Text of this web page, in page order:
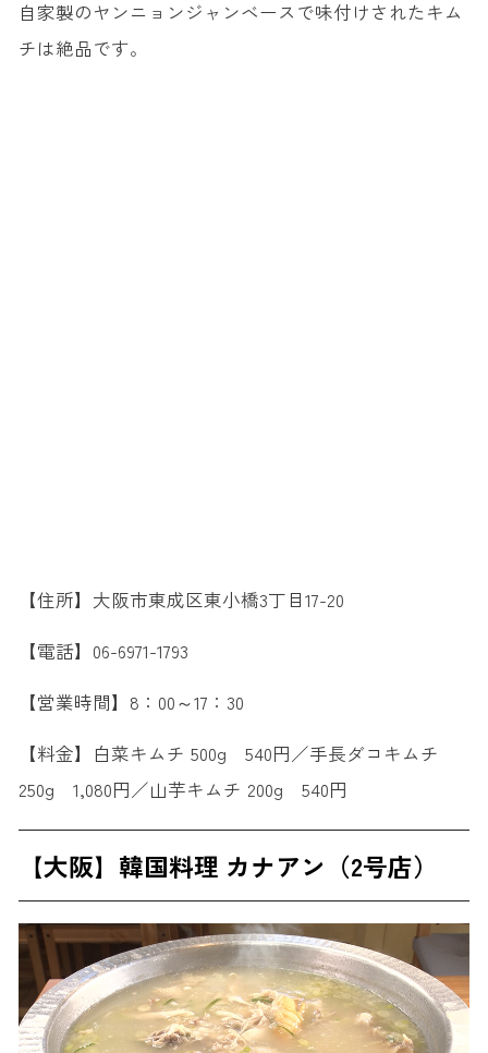
自家製のヤンニョンジャンベースで味付けされたキム
チは絶品です。
【住所】大阪市東成区東小橋3丁目17-20
【電話】06-6971-1793
【営業時間】8：00～17：30
【料金】白菜キムチ 500g 540円／手長ダコキムチ
250g 1,080円／山芋キムチ 200g 540円
【大阪】韓国料理 カナアン（2号店）